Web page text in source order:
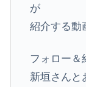
が
紹介する動
フォロー＆
新垣さんと